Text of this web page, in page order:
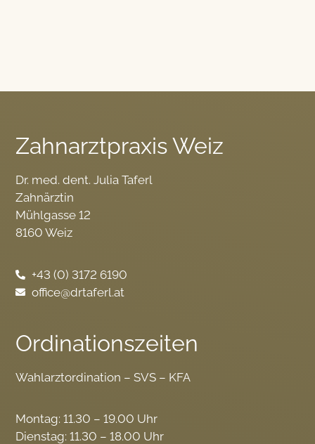
Zahnarztpraxis Weiz
Dr. med. dent. Julia Taferl
Zahnärztin
Mühlgasse 12
8160 Weiz
+43 (0) 3172 6190
office@drtaferl.at
Ordinationszeiten
Wahlarztordination – SVS – KFA
Montag: 11.30 – 19.00 Uhr
Dienstag: 11.30 – 18.00 Uhr